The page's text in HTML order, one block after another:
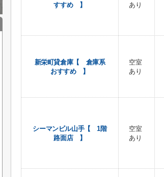
すすめ 】
あり
新栄町貸倉庫【 倉庫系
おすすめ 】
空室
あり
シーマンビル山手【 1階
路面店 】
空室
あり